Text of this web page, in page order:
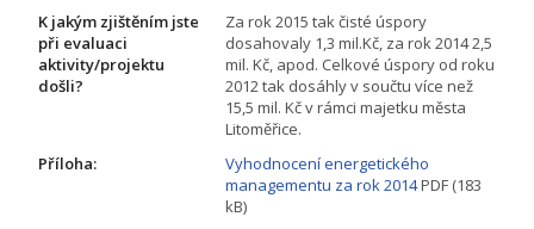
K jakým zjištěním jste
při evaluaci
aktivity/projektu
došli?
Za rok 2015 tak čisté úspory
dosahovaly 1,3 mil.Kč, za rok 2014 2,5
mil. Kč, apod. Celkové úspory od roku
2012 tak dosáhly v součtu více než
15,5 mil. Kč v rámci majetku města
Litoměřice.
Příloha:
Vyhodnocení energetického
managementu za rok 2014PDF (183
kB)